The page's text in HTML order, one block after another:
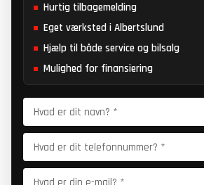
Hurtig tilbagemelding
Eget værksted i Albertslund
Hjælp til både service og bilsalg
Mulighed for finansiering